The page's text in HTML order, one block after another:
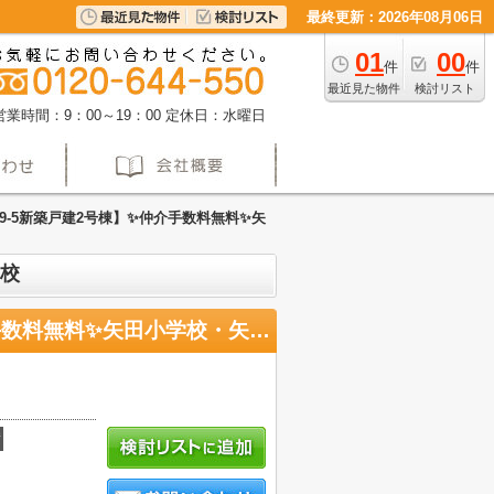
最終更新：2026年08月06日
01件
最近見た物件
00件
検討リスト
業時間：9：00～19：00 定休日：水曜日
5新築戸建2号棟】✨️仲介手数料無料✨️矢
【名古屋市東区前浪町9-5新築戸建2号棟】✨️仲介手数料無料✨️矢田小学校・矢田中学校